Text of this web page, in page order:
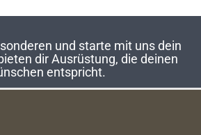
und starte mit uns dein
dir Ausrüstung, die deinen
entspricht.